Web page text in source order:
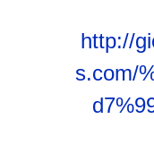
http://
s.com/